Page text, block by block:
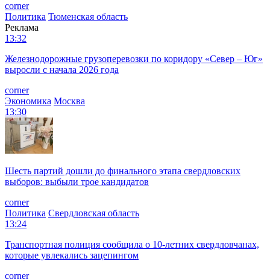
corner
Политика Тюменская область
Реклама
13:32
Железнодорожные грузоперевозки по коридору «Север – Юг»
выросли с начала 2026 года
corner
Экономика Москва
13:30
Шесть партий дошли до финального этапа свердловских
выборов: выбыли трое кандидатов
corner
Политика Свердловская область
13:24
Транспортная полиция сообщила о 10-летних свердловчанах,
которые увлекались зацепингом
corner